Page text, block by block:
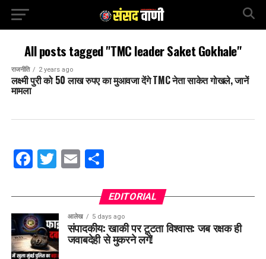
All posts tagged "TMC leader Saket Gokhale"
राजनीति 2 years ago
लक्ष्मी पुरी को 50 लाख रुपए का मुआवजा देंगे TMC नेता साकेत गोखले, जानें
मामला
Facebook
Twitter
EmailShare
EDITORIAL
आलेख 5 days ago
संपादकीय: खाकी पर टूटता विश्वास: जब रक्षक ही
जवाबदेही से मुकरने लगें!